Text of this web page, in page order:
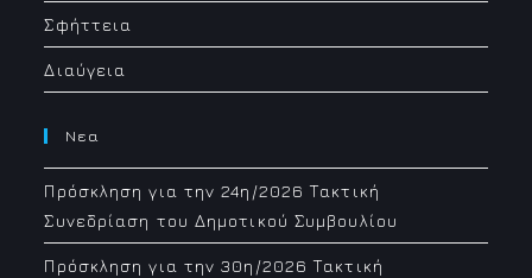
Σφήττεια
Διαύγεια
Νεα
Πρόσκληση για την 24η/2026 Τακτική
Συνεδρίαση του Δημοτικού Συμβουλίου
Πρόσκληση για την 30η/2026 Τακτική